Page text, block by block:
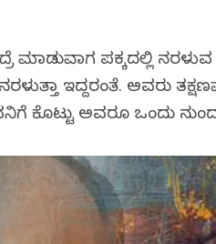
ಮಾಡುವಾಗ ಪಕ್ಕದಲ್ಲಿ ನರಳುವ
ಇದ್ದರಂತೆ. ಅವರು
ಕೊಟ್ಟು ಅವರೂ ಒಂದು